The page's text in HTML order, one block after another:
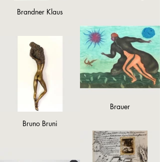
Brandner Klaus
Brauer
Bruno Bruni